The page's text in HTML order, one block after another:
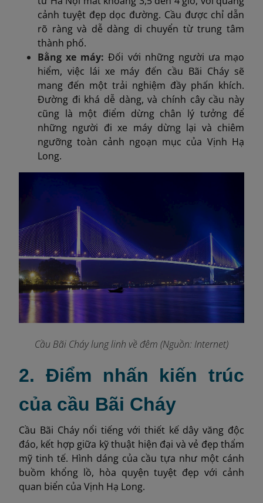
cảnh tuyệt đẹp dọc đường. Cầu được chỉ dẫn
rõ ràng và dễ dàng di chuyển từ trung tâm
thành phố.
Bằng xe máy:Đối với những người ưa mạo
hiểm, việc lái xe máy đến cầu Bãi Cháy sẽ
mang đến một trải nghiệm đầy phấn khích.
Đường đi khá dễ dàng, và chính cây cầu này
cũng là một điểm dừng chân lý tưởng để
những người đi xe máy dừng lại và chiêm
ngưỡng toàn cảnh ngoạn mục của Vịnh Hạ
Long.
Cầu Bãi Cháy lung linh về đêm (Nguồn: Internet)
2. Điểm nhấn kiến trúc
của cầu Bãi Cháy
Cầu Bãi Cháy nổi tiếng với thiết kế dây văng độc
đáo, kết hợp giữa kỹ thuật hiện đại và vẻ đẹp thẩm
mỹ tinh tế. Hình dáng của cầu tựa như một cánh
buồm khổng lồ, hòa quyện tuyệt đẹp với cảnh
quan biển của Vịnh Hạ Long.